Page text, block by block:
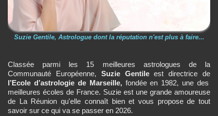
Suzie Gentile, Astrologue dont la réputation n'est plus à faire...
Classée parmi les 15 meilleures astrologues de la
Communauté Européenne, Suzie Gentileest directrice de
l’Ecole d’astrologie de Marseille, fondée en 1982, une des
meilleures écoles de France. Suzie est une grande amoureuse
de La Réunion qu'elle connaît bien et vous propose de tout
savoir sur ce qui va se passer en 2026.